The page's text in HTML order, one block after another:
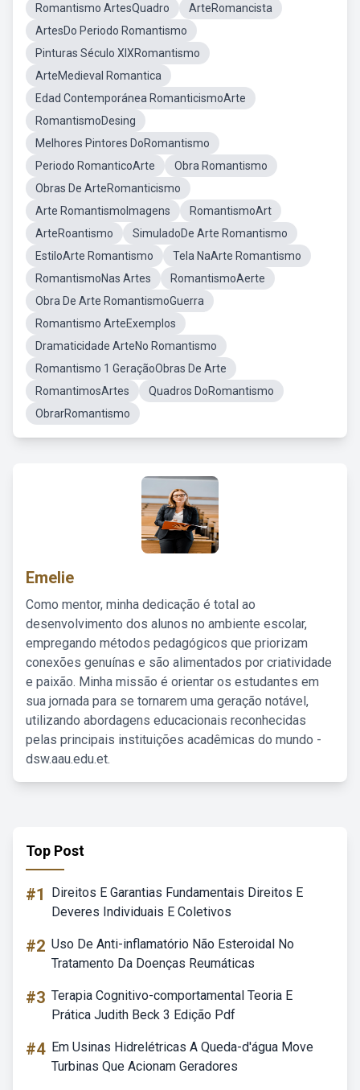
Romantismo ArtesQuadro
ArteRomancista
ArtesDo Periodo Romantismo
Pinturas Século XIXRomantismo
ArteMedieval Romantica
Edad Contemporánea RomanticismoArte
RomantismoDesing
Melhores Pintores DoRomantismo
Periodo RomanticoArte
Obra Romantismo
Obras De ArteRomanticismo
Arte RomantismoImagens
RomantismoArt
ArteRoantismo
SimuladoDe Arte Romantismo
EstiloArte Romantismo
Tela NaArte Romantismo
RomantismoNas Artes
RomantismoAerte
Obra De Arte RomantismoGuerra
Romantismo ArteExemplos
Dramaticidade ArteNo Romantismo
Romantismo 1 GeraçãoObras De Arte
RomantimosArtes
Quadros DoRomantismo
ObrarRomantismo
Emelie
Como mentor, minha dedicação é total ao
desenvolvimento dos alunos no ambiente escolar,
empregando métodos pedagógicos que priorizam
conexões genuínas e são alimentados por criatividade
e paixão. Minha missão é orientar os estudantes em
sua jornada para se tornarem uma geração notável,
utilizando abordagens educacionais reconhecidas
pelas principais instituições acadêmicas do mundo -
dsw.aau.edu.et.
Top Post
#1
Direitos E Garantias Fundamentais Direitos E
Deveres Individuais E Coletivos
#2 Uso De Anti-inflamatório Não Esteroidal No
Tratamento Da Doenças Reumáticas
#3 Terapia Cognitivo-comportamental Teoria E
Prática Judith Beck 3 Edição Pdf
#4 Em Usinas Hidrelétricas A Queda-d'água Move
Turbinas Que Acionam Geradores